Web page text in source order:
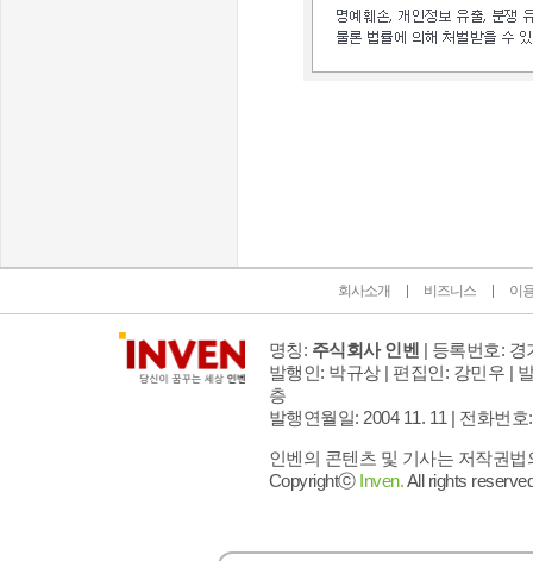
회사소개 비즈니스 이
명칭: 주식회사 인벤 | 등록번호: 경
발행인: 박규상 | 편집인: 강민우 |
층
발행연월일: 2004 11. 11 | 전화번호
인벤의 콘텐츠 및 기사는 저작권
Copyrightⓒ Inven.All rights